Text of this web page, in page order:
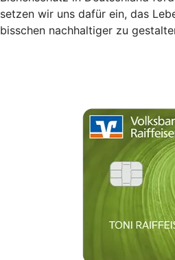
setzen wir uns dafür ein, das
bisschen nachhaltiger zu